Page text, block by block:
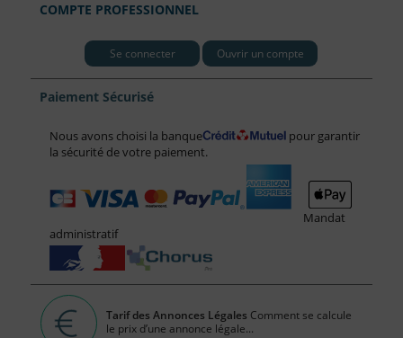
COMPTE PROFESSIONNEL
Se connecter Ouvrir un compte
Paiement Sécurisé
Nous avons choisi la banque
pour garantir
la sécurité de votre paiement.
Mandat
administratif
Tarif des Annonces Légales Comment se calcule
le prix d’une annonce légale...